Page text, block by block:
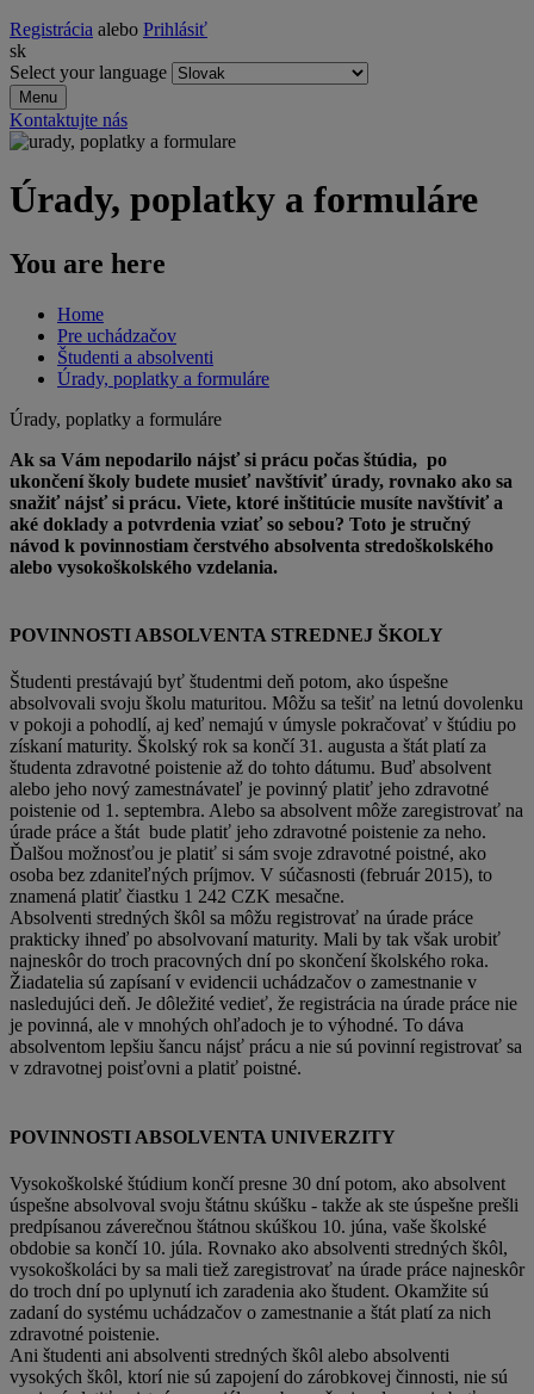
Registrácia alebo Prihlásiť
sk
Select your language
Menu
Kontaktujte nás
Úrady, poplatky a formuláre
You are here
Home
Pre uchádzačov
Študenti a absolventi
Úrady, poplatky a formuláre
Úrady, poplatky a formuláre
Ak sa Vám nepodarilo nájsť si prácu počas štúdia, po
ukončení školy budete musieť navštíviť úrady, rovnako ako sa
snažiť nájsť si prácu. Viete, ktoré inštitúcie musíte navštíviť a
aké doklady a potvrdenia vziať so sebou? Toto je stručný
návod k povinnostiam čerstvého absolventa stredoškolského
alebo vysokoškolského vzdelania.
POVINNOSTI ABSOLVENTA STREDNEJ ŠKOLY
Študenti prestávajú byť študentmi deň potom, ako úspešne
absolvovali svoju školu maturitou. Môžu sa tešiť na letnú dovolenku
v pokoji a pohodlí, aj keď nemajú v úmysle pokračovať v štúdiu po
získaní maturity. Školský rok sa končí 31. augusta a štát platí za
študenta zdravotné poistenie až do tohto dátumu. Buď absolvent
alebo jeho nový zamestnávateľ je povinný platiť jeho zdravotné
poistenie od 1. septembra. Alebo sa absolvent môže zaregistrovať na
úrade práce a štát bude platiť jeho zdravotné poistenie za neho.
Ďalšou možnosťou je platiť si sám svoje zdravotné poistné, ako
osoba bez zdaniteľných príjmov. V súčasnosti (február 2015), to
znamená platiť čiastku 1 242 CZK mesačne.
Absolventi stredných škôl sa môžu registrovať na úrade práce
prakticky ihneď po absolvovaní maturity. Mali by tak však urobiť
najneskôr do troch pracovných dní po skončení školského roka.
Žiadatelia sú zapísaní v evidencii uchádzačov o zamestnanie v
nasledujúci deň. Je dôležité vedieť, že registrácia na úrade práce nie
je povinná, ale v mnohých ohľadoch je to výhodné. To dáva
absolventom lepšiu šancu nájsť prácu a nie sú povinní registrovať sa
v zdravotnej poisťovni a platiť poistné.
POVINNOSTI ABSOLVENTA UNIVERZITY
Vysokoškolské štúdium končí presne 30 dní potom, ako absolvent
úspešne absolvoval svoju štátnu skúšku - takže ak ste úspešne prešli
predpísanou záverečnou štátnou skúškou 10. júna, vaše školské
obdobie sa končí 10. júla. Rovnako ako absolventi stredných škôl,
vysokoškoláci by sa mali tiež zaregistrovať na úrade práce najneskôr
do troch dní po uplynutí ich zaradenia ako študent. Okamžite sú
zadaní do systému uchádzačov o zamestnanie a štát platí za nich
zdravotné poistenie.
Ani študenti ani absolventi stredných škôl alebo absolventi
vysokých škôl, ktorí nie sú zapojení do zárobkovej činnosti, nie sú